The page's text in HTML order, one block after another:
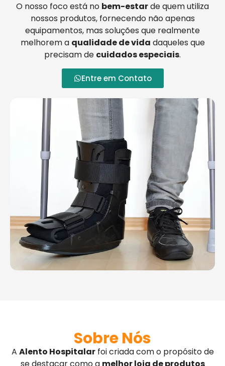
O nosso foco está no bem-estarde quem utiliza
nossos produtos, fornecendo não apenas
equipamentos, mas soluções que realmente
melhorem a qualidade de vida daqueles que
precisam de cuidados especiais.
Entre em Contato
Sobre Nós
A Alento Hospitalarfoi criada com o propósito de